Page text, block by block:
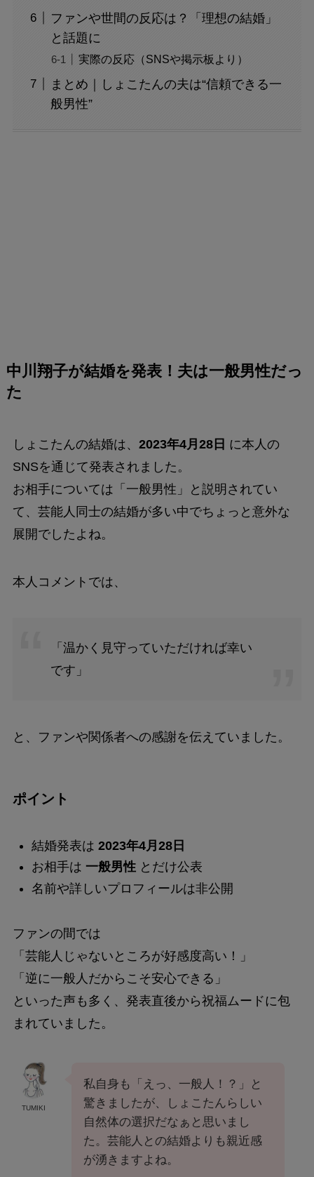
ファンや世間の反応は？「理想の結婚」
と話題に
実際の反応（SNSや掲示板より）
まとめ｜しょこたんの夫は“信頼できる一
般男性”
中川翔子が結婚を発表！夫は一般男性だっ
た
しょこたんの結婚は、 2023年4月28日 に本人の
SNSを通じて発表されました。
お相手については「一般男性」と説明されてい
て、芸能人同士の結婚が多い中でちょっと意外な
展開でしたよね。
本人コメントでは、
「温かく見守っていただければ幸い
です」
と、ファンや関係者への感謝を伝えていました。
ポイント
結婚発表は 2023年4月28日
お相手は 一般男性とだけ公表
名前や詳しいプロフィールは非公開
ファンの間では
「芸能人じゃないところが好感度高い！」
「逆に一般人だからこそ安心できる」
といった声も多く、発表直後から祝福ムードに包
まれていました。
TUMIKI
私自身も「えっ、一般人！？」と
驚きましたが、しょこたんらしい
自然体の選択だなぁと思いまし
た。芸能人との結婚よりも親近感
が湧きますよね。